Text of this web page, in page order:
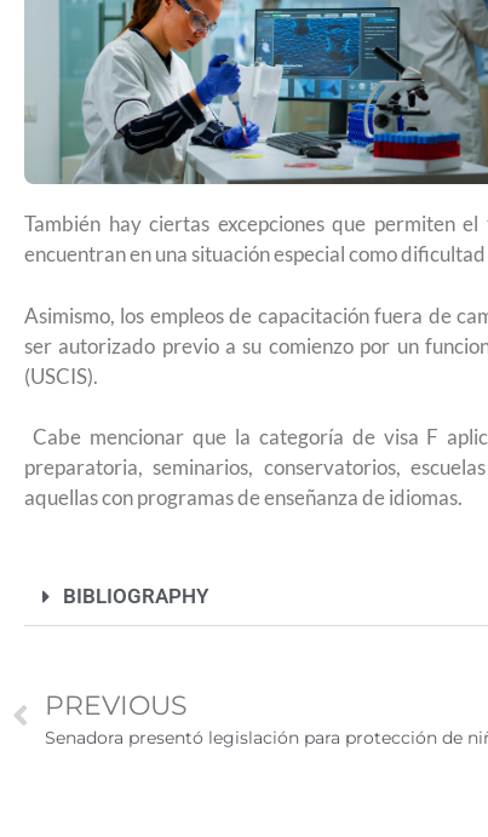
También hay ciertas excepciones que permiten
encuentran en una situación especial como
Asimismo, los empleos de capacitación fuera de
ser autorizado previo a su comienzo por un
(USCIS).
Cabe mencionar que la categoría de visa F
preparatoria, seminarios, conservatorios,
aquellas con programas de enseñanza de idiomas.
BIBLIOGRAPHY
PREVIOUS
para la ciudadanía
2026